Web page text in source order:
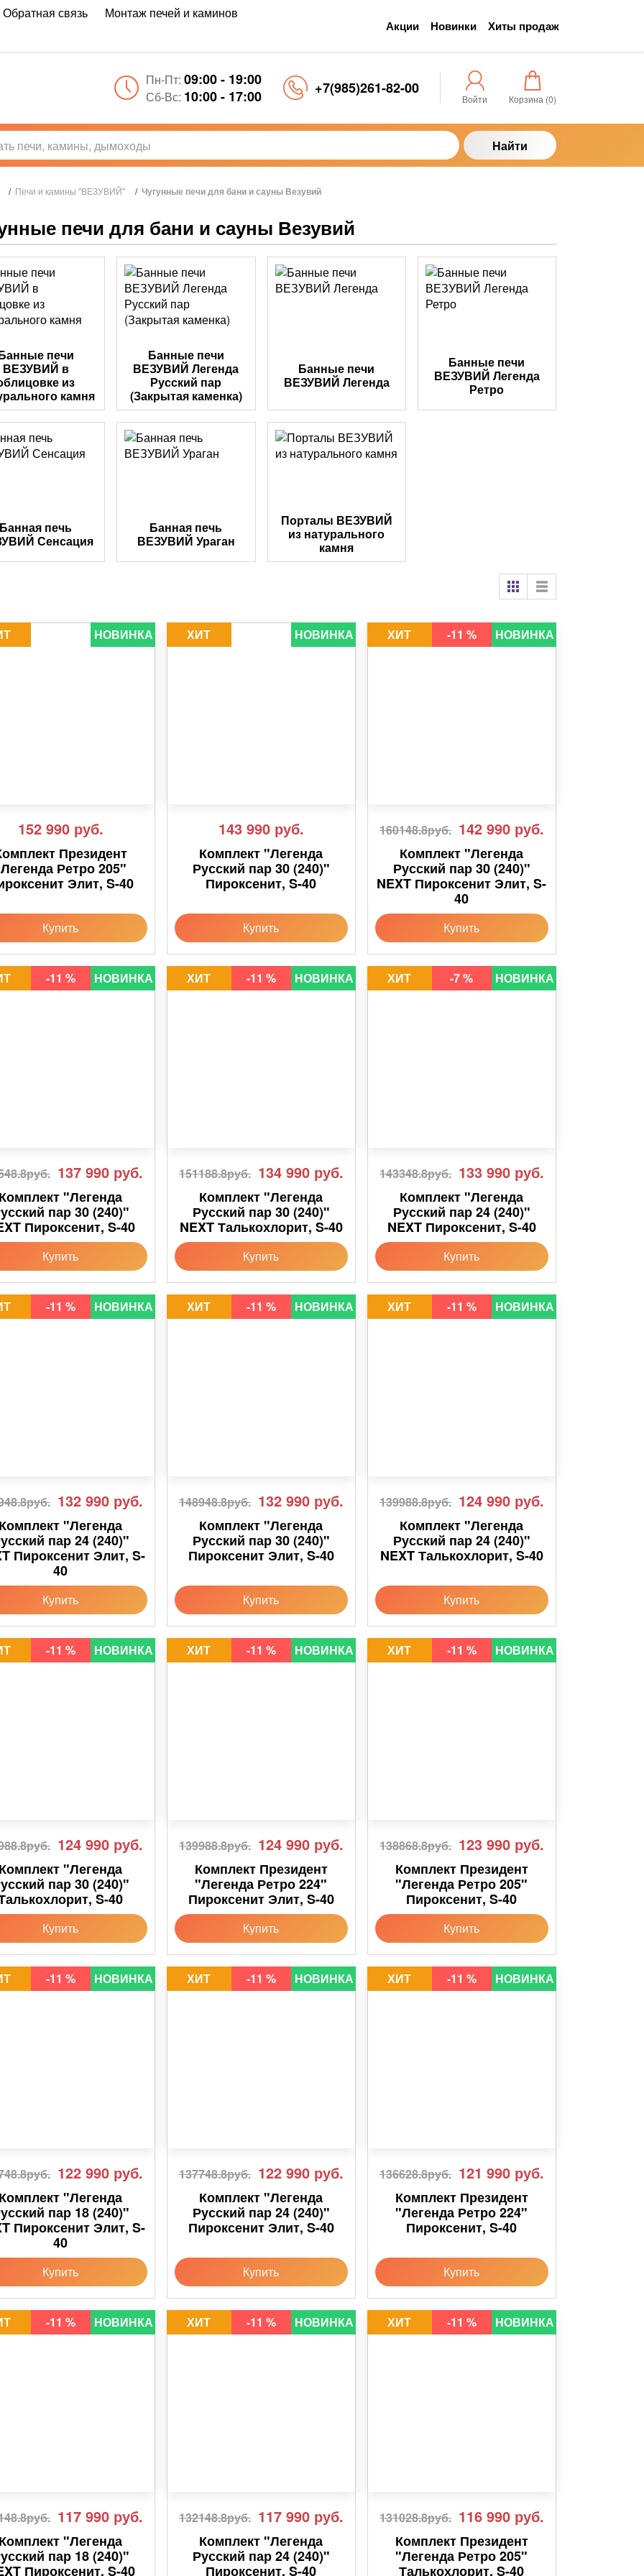
Обратная связь Монтаж печей и каминов
Акции Новинки Хиты продаж
Пн-Пт: 09:00 - 19:00
Сб-Вс: 10:00 - 17:00 +7(985)261-82-00
Войти Корзина (0)
Найти
/ Печи и камины "ВЕЗУВИЙ" / Чугунные печи для бани и сауны Везувий
печи для бани и сауны Везувий
печи
ВЕЗУВИЙ в
из
камня
Банные печи
ВЕЗУВИЙ Легенда
Русский пар
(Закрытая каменка)
Банные печи
ВЕЗУВИЙ Легенда
Банные печи
ВЕЗУВИЙ Легенда
Ретро
Банная печь
Сенсация
Банная печь
ВЕЗУВИЙ Ураган
Порталы ВЕЗУВИЙ
из натурального
камня
НОВИНКА
152 990 руб.
Президент
Ретро 205"
Элит, S-40
Купить
НОВИНКА
ХИТ
143 990 руб.
Комплект "Легенда
Русский пар 30 (240)"
Пироксенит, S-40
Купить
-11 % НОВИНКА
ХИТ
160148.8руб. 142 990 руб.
Комплект "Легенда
Русский пар 30 (240)"
NEXT Пироксенит Элит, S-
40
Купить
-11 % НОВИНКА
137 990 руб.
"Легенда
пар 30 (240)"
Пироксенит, S-40
Купить
-11 % НОВИНКА
ХИТ
151188.8руб. 134 990 руб.
Комплект "Легенда
Русский пар 30 (240)"
NEXT Талькохлорит, S-40
Купить
-7 % НОВИНКА
ХИТ
143348.8руб. 133 990 руб.
Комплект "Легенда
Русский пар 24 (240)"
NEXT Пироксенит, S-40
Купить
-11 % НОВИНКА
132 990 руб.
"Легенда
пар 24 (240)"
Пироксенит Элит, S-
40
Купить
-11 % НОВИНКА
ХИТ
148948.8руб. 132 990 руб.
Комплект "Легенда
Русский пар 30 (240)"
Пироксенит Элит, S-40
Купить
-11 % НОВИНКА
ХИТ
139988.8руб. 124 990 руб.
Комплект "Легенда
Русский пар 24 (240)"
NEXT Талькохлорит, S-40
Купить
-11 % НОВИНКА
124 990 руб.
"Легенда
пар 30 (240)"
S-40
Купить
-11 % НОВИНКА
ХИТ
139988.8руб. 124 990 руб.
Комплект Президент
"Легенда Ретро 224"
Пироксенит Элит, S-40
Купить
-11 % НОВИНКА
ХИТ
138868.8руб. 123 990 руб.
Комплект Президент
"Легенда Ретро 205"
Пироксенит, S-40
Купить
-11 % НОВИНКА
122 990 руб.
"Легенда
пар 18 (240)"
Пироксенит Элит, S-
40
Купить
-11 % НОВИНКА
ХИТ
137748.8руб. 122 990 руб.
Комплект "Легенда
Русский пар 24 (240)"
Пироксенит Элит, S-40
Купить
-11 % НОВИНКА
ХИТ
136628.8руб. 121 990 руб.
Комплект Президент
"Легенда Ретро 224"
Пироксенит, S-40
Купить
-11 % НОВИНКА
117 990 руб.
"Легенда
пар 18 (240)"
Пироксенит, S-40
-11 % НОВИНКА
ХИТ
132148.8руб. 117 990 руб.
Комплект "Легенда
Русский пар 24 (240)"
Пироксенит, S-40
-11 % НОВИНКА
ХИТ
131028.8руб. 116 990 руб.
Комплект Президент
"Легенда Ретро 205"
Талькохлорит, S-40